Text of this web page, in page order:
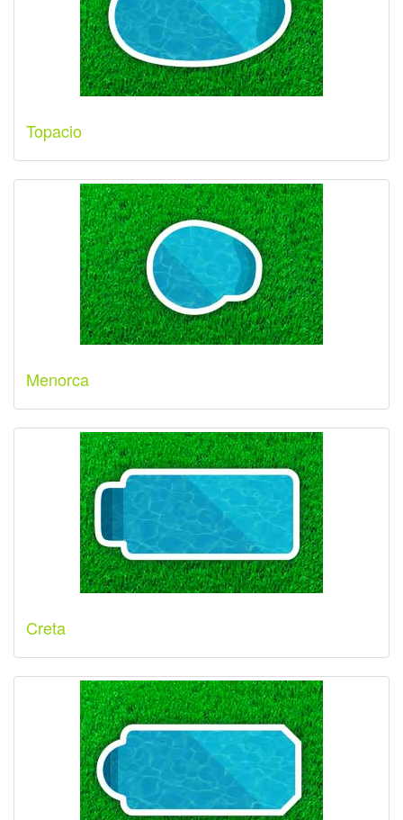
Topacio
Menorca
Creta